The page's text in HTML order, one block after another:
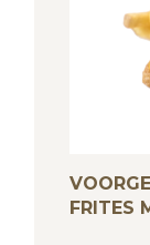
FRITES